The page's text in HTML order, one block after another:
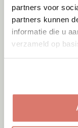
partners voor
partners kunnen
informatie die u
verzameld op